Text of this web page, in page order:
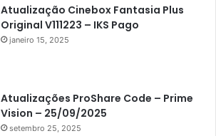
Atualização Cinebox Fantasia Plus
Original V111223 – IKS Pago
janeiro 15, 2025
Atualizações ProShare Code – Prime
Vision – 25/09/2025
setembro 25, 2025